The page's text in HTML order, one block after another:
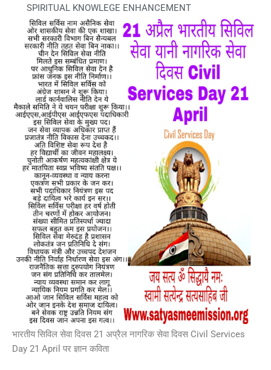
SPIRITUAL KNOWLEGE ENHANCEMENT
भारतीय सिविल सेवा दिवस 21 अप्रैल नागरिक सेवा दिवस Civil Services
Day 21 April पर ज्ञान कविता